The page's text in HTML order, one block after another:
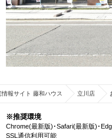
報サイト 藤和ハウス 立川店
※推奨環境
Chrome(最新版)･Safari(最新版)･
SSL通信利用可能